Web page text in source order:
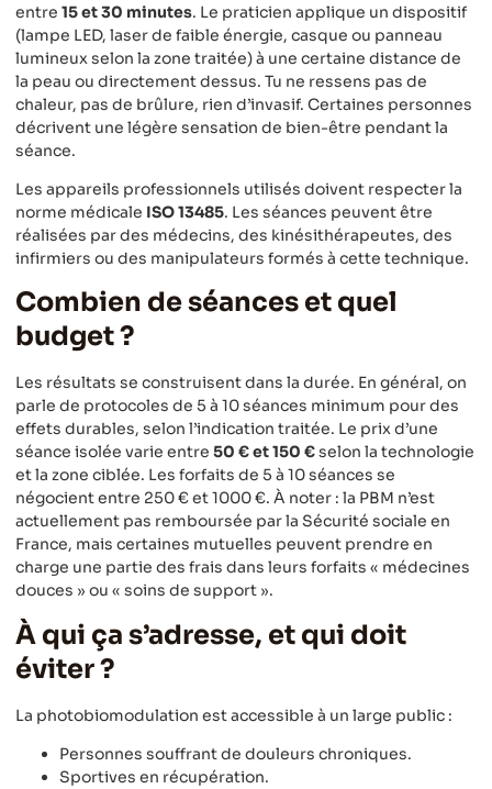
entre 15 et 30 minutes. Le praticien applique un dispositif
(lampe LED, laser de faible énergie, casque ou panneau
lumineux selon la zone traitée) à une certaine distance de
la peau ou directement dessus. Tu ne ressens pas de
chaleur, pas de brûlure, rien d’invasif. Certaines personnes
décrivent une légère sensation de bien-être pendant la
séance.
Les appareils professionnels utilisés doivent respecter la
norme médicale ISO 13485. Les séances peuvent être
réalisées par des médecins, des kinésithérapeutes, des
infirmiers ou des manipulateurs formés à cette technique.
Combien de séances et quel
budget ?
Les résultats se construisent dans la durée. En général, on
parle de protocoles de 5 à 10 séances minimum pour des
effets durables, selon l’indication traitée. Le prix d’une
séance isolée varie entre 50 € et 150 €selon la technologie
et la zone ciblée. Les forfaits de 5 à 10 séances se
négocient entre 250 € et 1000 €. À noter : la PBM n’est
actuellement pas remboursée par la Sécurité sociale en
France, mais certaines mutuelles peuvent prendre en
charge une partie des frais dans leurs forfaits « médecines
douces » ou « soins de support ».
À qui ça s’adresse, et qui doit
éviter ?
La photobiomodulation est accessible à un large public :
Personnes souffrant de douleurs chroniques.
Sportives en récupération.